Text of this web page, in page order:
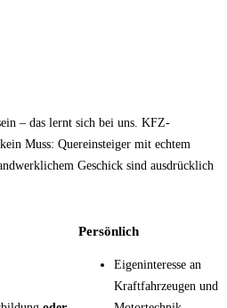
– das lernt sich bei uns. KFZ-
Muss: Quereinsteiger mit echtem
Geschick sind ausdrücklich
Persönlich
Eigeninteresse an
Kraftfahrzeugen und